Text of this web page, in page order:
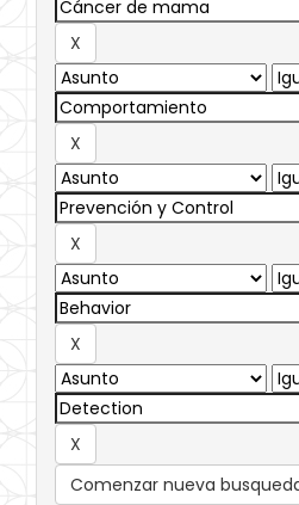
Comenzar nueva